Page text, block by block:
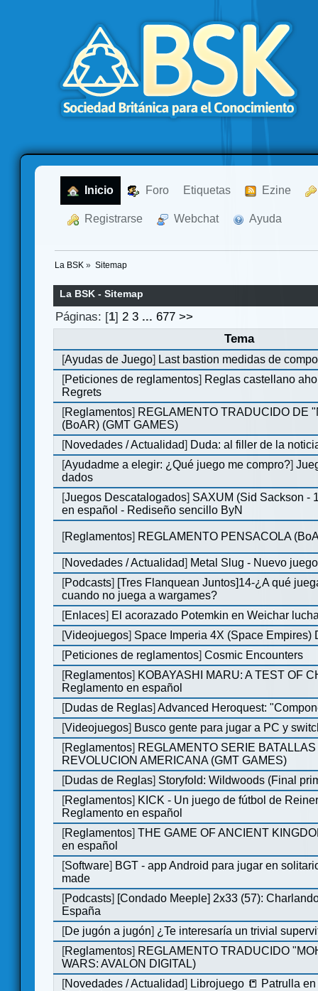
Inicio Foro Etiquetas Ezine
Registrarse Webchat Ayuda
La BSK » Sitemap
La BSK - Sitemap
Páginas: [1]2 3 ...677 >>
Tema
[Ayudas de Juego] Last bastion medidas de
[Peticiones de reglamentos] Reglas castellano
Regrets
[Reglamentos] REGLAMENTO TRADUCIDO DE
(BoAR) (GMT GAMES)
[Novedades / Actualidad] Duda: al filler de la
[Ayudadme a elegir: ¿Qué juego me compro?]
dados
[Juegos Descatalogados] SAXUM (Sid Sackson -
en español - Rediseño sencillo ByN
[Reglamentos] REGLAMENTO PENSACOLA
[Novedades / Actualidad] Metal Slug - Nuevo
[Podcasts] [Tres Flanquean Juntos]14-¿A qué
cuando no juega a wargames?
[Enlaces] El acorazado Potemkin en Weichar
[Videojuegos] Space Imperia 4X (Space Empires)
[Peticiones de reglamentos]Cosmic Encounters
[Reglamentos] KOBAYASHI MARU: A TEST OF
Reglamento en español
[Dudas de Reglas]Advanced Heroquest:
[Videojuegos] Busco gente para jugar a PC y
[Reglamentos] REGLAMENTO SERIE
REVOLUCION AMERICANA (GMT GAMES)
[Dudas de Reglas] Storyfold: Wildwoods (Final
[Reglamentos] KICK - Un juego de fútbol de
Reglamento en español
[Reglamentos]THE GAME OF ANCIENT
en español
[Software] BGT - app Android para jugar en
made
[Podcasts] [Condado Meeple] 2x33 (57):
España
[De jugón a jugón] ¿Te interesaría un trivial
[Reglamentos] REGLAMENTO TRADUCIDO
WARS: AVALON DIGITAL)
[Novedades / Actualidad] Librojuego 📒 Patrulla